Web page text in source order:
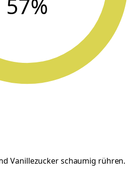
57%
Vanillezucker schaumig rühren.